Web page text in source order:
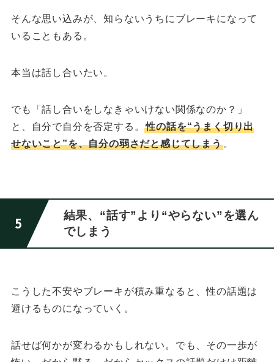
そんな思い込みが、知らないうちにブレーキになって
いることもある。
本当は話し合いたい。
でも「話し合いをしなきゃいけない関係なのか？」
と、自分で自分を否定する。性の話を“うまく切り出
せないこと”を、自分の弱さだと感じてしまう。
結果、“話す”より“やらない”を選ん
でしまう
こうした不安やブレーキが積み重なると、性の話題は
避けるものになっていく。
話せば何かが変わるかもしれない。 でも、その一歩が